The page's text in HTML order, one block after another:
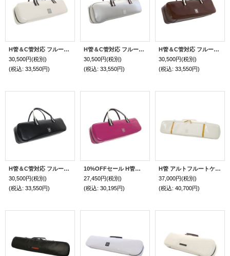
H管＆C管対応 フルート＆ピッコロ 横置き型ケースガード「Grand Master3/wf」ピュアホワイト / チョコ・シルバー
30,500円(税別)
(税込: 33,550円)
H管＆C管対応 フルート＆ピッコロ 横置き型ケースガード「Grand Master3/wf」シルバー / チョコ・シルバー
30,500円(税別)
(税込: 33,550円)
H管＆C管対応 フルート＆ピッコロ 横置き型ケースガード「Grand Master3/wf」光沢チョコ / チョコ・シルバー
30,500円(税別)
(税込: 33,550円)
H管＆C管対応 フルート＆ピッコロ 横置き型ケースガード「Grand Master3/wf」マットブラック / ブラック・シルバー
30,500円(税別)
(税込: 33,550円)
10%OFFセール H管＆C管対応 フルート＆ピッコロ 横置き型ケースガード「Grand Master3/wf」フューシャピンク / チョコ・シルバー
27,450円(税別)
(税込: 30,195円)
H管 アルトフルートケースガード「Krysar/wf」ピュアホワイト / ゴールド
37,000円(税別)
(税込: 40,700円)